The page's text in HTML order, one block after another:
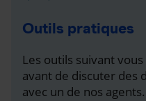
Outils pratiques
Les outils suivant
avant de discuter des
avec un de nos agents.